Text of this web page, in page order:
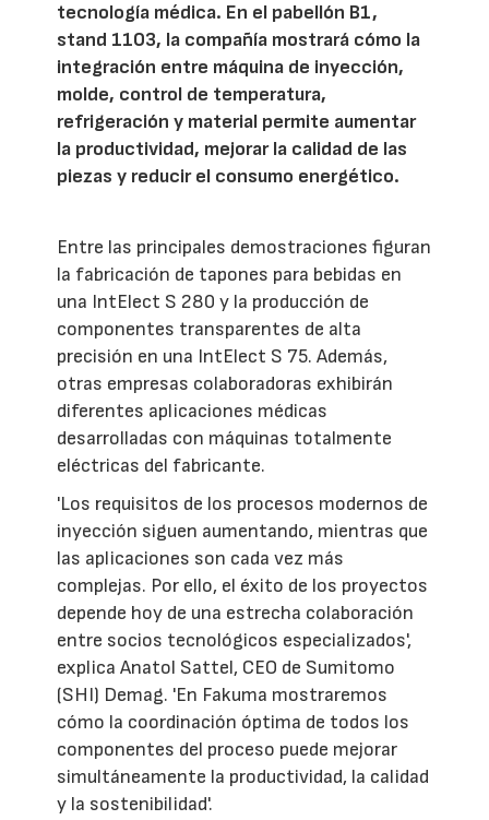
tecnología médica. En el pabellón B1,
stand 1103, la compañía mostrará cómo la
integración entre máquina de inyección,
molde, control de temperatura,
refrigeración y material permite aumentar
la productividad, mejorar la calidad de las
piezas y reducir el consumo energético.
Entre las principales demostraciones figuran
la fabricación de tapones para bebidas en
una IntElect S 280 y la producción de
componentes transparentes de alta
precisión en una IntElect S 75. Además,
otras empresas colaboradoras exhibirán
diferentes aplicaciones médicas
desarrolladas con máquinas totalmente
eléctricas del fabricante.
'Los requisitos de los procesos modernos de
inyección siguen aumentando, mientras que
las aplicaciones son cada vez más
complejas. Por ello, el éxito de los proyectos
depende hoy de una estrecha colaboración
entre socios tecnológicos especializados',
explica Anatol Sattel, CEO de Sumitomo
(SHI) Demag. 'En Fakuma mostraremos
cómo la coordinación óptima de todos los
componentes del proceso puede mejorar
simultáneamente la productividad, la calidad
y la sostenibilidad'.